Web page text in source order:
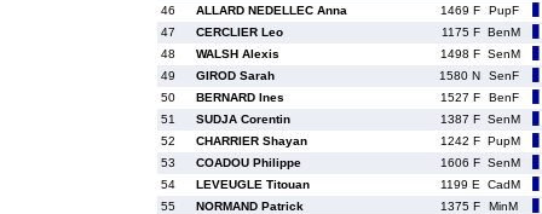
46
ALLARD NEDELLEC Anna 1469 F
PupF
47
CERCLIER Leo 1175 F BenM
48
WALSH Alexis 1498 F SenM
49
GIROD Sarah 1580 N
SenF
50
BERNARD Ines 1527 F
BenF
51
SUDJA Corentin 1387 F SenM
52
CHARRIER Shayan 1242 F PupM
53
COADOU Philippe 1606 F SenM
54
LEVEUGLE Titouan 1199 E
CadM
55
NORMAND Patrick 1375 F
MinM